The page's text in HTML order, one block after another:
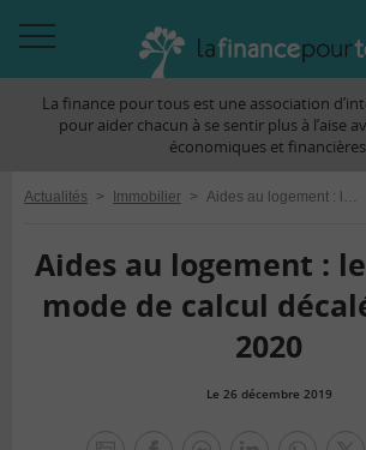
àLa finance pour tous est une association
pour aider chacun à se sentir plus à l’aise
économiques et
Actualités > Immobilier > Aides au logement : le nouveau mode de calcul décalé en avril 2020
Aides au logement :
mode de calcul
2020
Le 26 décembre 2019